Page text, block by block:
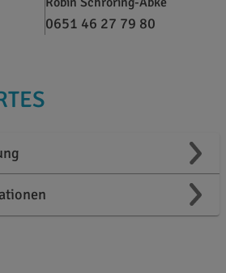
0651 46 27 79 80